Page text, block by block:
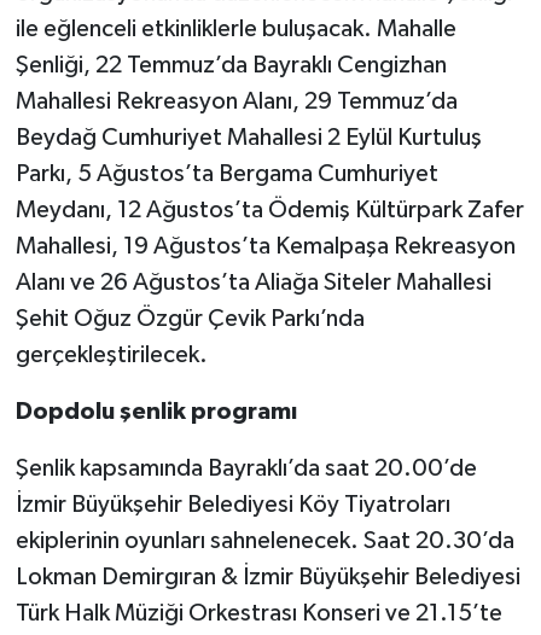
ile eğlenceli etkinliklerle buluşacak. Mahalle
Şenliği, 22 Temmuz’da Bayraklı Cengizhan
Mahallesi Rekreasyon Alanı, 29 Temmuz’da
Beydağ Cumhuriyet Mahallesi 2 Eylül Kurtuluş
Parkı, 5 Ağustos’ta Bergama Cumhuriyet
Meydanı, 12 Ağustos’ta Ödemiş Kültürpark Zafer
Mahallesi, 19 Ağustos’ta Kemalpaşa Rekreasyon
Alanı ve 26 Ağustos’ta Aliağa Siteler Mahallesi
Şehit Oğuz Özgür Çevik Parkı’nda
gerçekleştirilecek.
Dopdolu şenlik programı
Şenlik kapsamında Bayraklı’da saat 20.00’de
İzmir Büyükşehir Belediyesi Köy Tiyatroları
ekiplerinin oyunları sahnelenecek. Saat 20.30’da
Lokman Demirgıran & İzmir Büyükşehir Belediyesi
Türk Halk Müziği Orkestrası Konseri ve 21.15’te